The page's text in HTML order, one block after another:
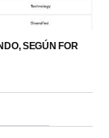
SEGÚN FOR